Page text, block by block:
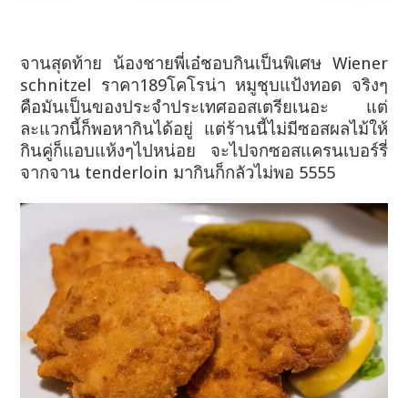
จานสุดท้าย น้องชายพี่เอ๋ชอบกินเป็นพิเศษ Wiener
schnitzel ราคา189โคโรน่า หมูชุบแป้งทอด จริงๆ
คือมันเป็นของประจำประเทศออสเตรียเนอะ แต่
ละแวกนี้ก็พอหากินได้อยู่ แต่ร้านนี้ไม่มีซอสผลไม้ให้
กินคู่ก็แอบแห้งๆไปหน่อย จะไปจกซอสแครนเบอร์รี่
จากจาน tenderloin มากินก็กลัวไม่พอ 5555